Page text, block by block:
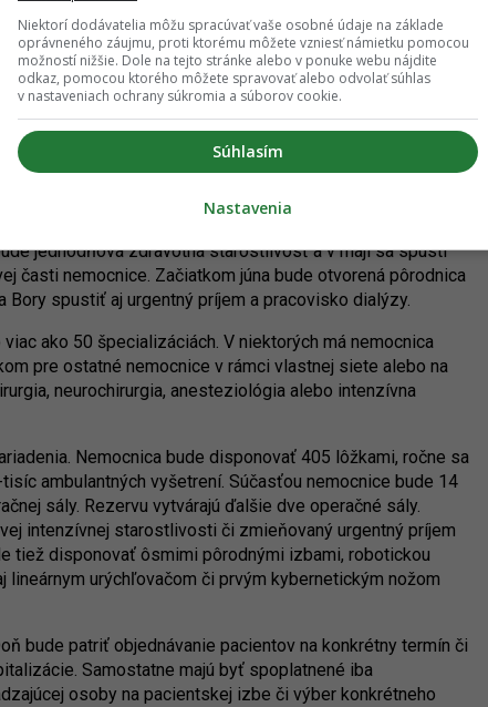
riaditeľa Nemocnice Bory. Podľa neho odviedol
výbornú prácu. „Nemocnica Bory predstavuje to
realizáciách veľkých investičných projektov na
Bory v konečnom dôsledku inšpiruje celý sektor
riaditeľ.
starostlivosť v podmienkach verejného zdravotného
stačiť preukaz poistenca. Pre ľudí budú od prvého
nemocničné ambulancie, rádiologické oddelenie a
jednodňová zdravotná starostlivosť a v máji sa spustí
časti nemocnice. Začiatkom júna bude otvorená pôrodnica
Bory spustiť aj urgentný príjem a pracovisko dialýzy.
ako 50 špecializáciách. V niektorých má nemocnica
pre ostatné nemocnice v rámci vlastnej siete alebo na
neurochirurgia, anesteziológia alebo intenzívna
Nemocnica bude disponovať 405 lôžkami, ročne sa
ambulantných vyšetrení. Súčasťou nemocnice bude 14
sály. Rezervu vytvárajú ďalšie dve operačné sály.
intenzívnej starostlivosti či zmieňovaný urgentný príjem
tiež disponovať ôsmimi pôrodnými izbami, robotickou
urýchľovačom či prvým kybernetickým nožom
bude patriť objednávanie pacientov na konkrétny termín či
Samostatne majú byť spoplatnené iba
osoby na pacientskej izbe či výber konkrétneho
Niektorí dodávatelia môžu spracúvať vaše osobné údaje na základe
oprávneného záujmu, proti ktorému môžete vzniesť námietku pomocou
možností nižšie. Dole na tejto stránke alebo v ponuke webu nájdite
odkaz, pomocou ktorého môžete spravovať alebo odvolať súhlas
v nastaveniach ochrany súkromia a súborov cookie.
Súhlasím
Nastavenia